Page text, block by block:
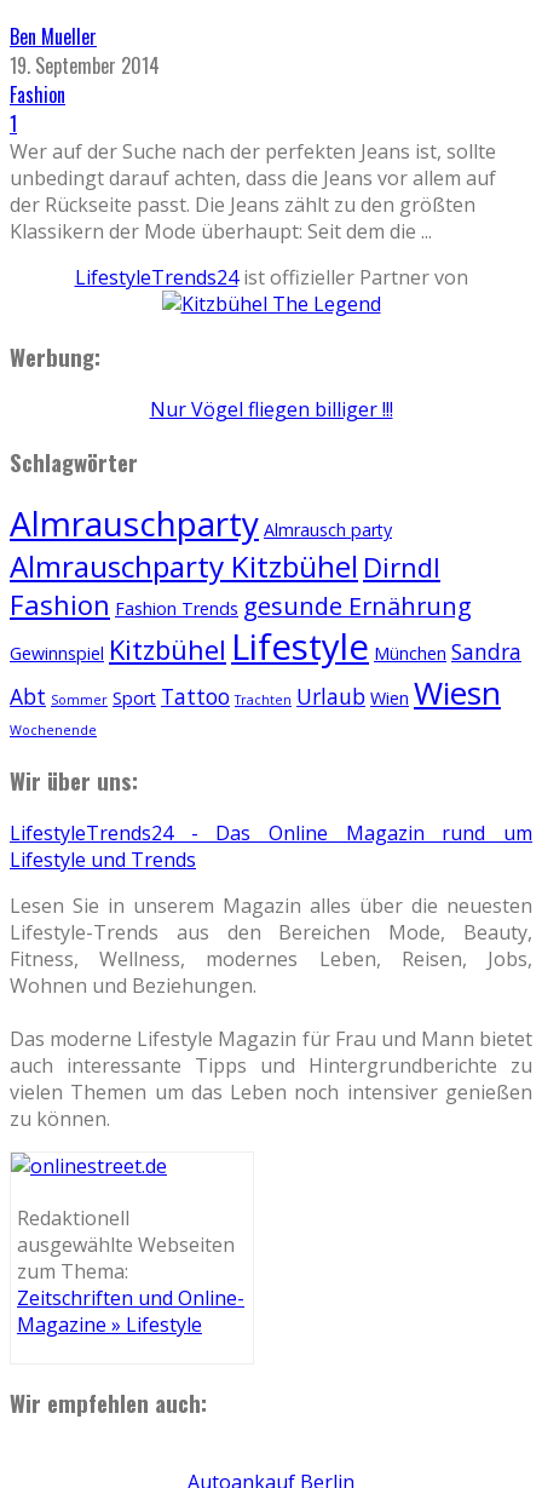
Ben Mueller
19. September 2014
Fashion
1
Wer auf der Suche nach der perfekten Jeans ist, sollte
unbedingt darauf achten, dass die Jeans vor allem auf
der Rückseite passt. Die Jeans zählt zu den größten
Klassikern der Mode überhaupt: Seit dem die ...
LifestyleTrends24ist offizieller Partner von
Werbung:
Nur Vögel fliegen billiger !!!
Schlagwörter
Almrauschparty Almrausch party
Almrauschparty Kitzbühel Dirndl
Fashion Fashion Trends gesunde Ernährung
Gewinnspiel Kitzbühel Lifestyle München Sandra
Abt Sommer Sport Tattoo Trachten Urlaub Wien Wiesn
Wochenende
Wir über uns:
LifestyleTrends24 - Das Online Magazin rund um
Lifestyle und Trends
Lesen Sie in unserem Magazin alles über die neuesten
Lifestyle-Trends aus den Bereichen Mode, Beauty,
Fitness, Wellness, modernes Leben, Reisen, Jobs,
Wohnen und Beziehungen.
Das moderne Lifestyle Magazin für Frau und Mann bietet
auch interessante Tipps und Hintergrundberichte zu
vielen Themen um das Leben noch intensiver genießen
zu können.
Redaktionell
ausgewählte Webseiten
zum Thema:
Zeitschriften und Online-
Magazine » Lifestyle
Wir empfehlen auch:
Autoankauf Berlin